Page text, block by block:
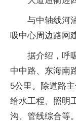
与中轴线河
吸中心周边路网
据介绍，呼
中中路、东海南
5公里。除道路
给水工程、照明
沟、管线综合等